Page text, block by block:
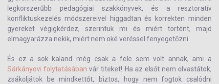
legkorszerűbb pedagógiai szakkönyvek, és a resztoratív
konfliktuskezelés módszereivel higgadtan és korrekten minden
gyereket végigkérdez, szerintük mi és miért történt, majd
elmagyarázza nekik, miért nem oké veréssel fenyegetőzni.
És ez a sok kaland még csak a fele sem volt annak, ami a
Sárkányovi folytatásában vár titeket! Ha az elsőt nem olvastátok,
zsákoljátok be mindkettőt, biztos, hogy nem fogtok csalódni